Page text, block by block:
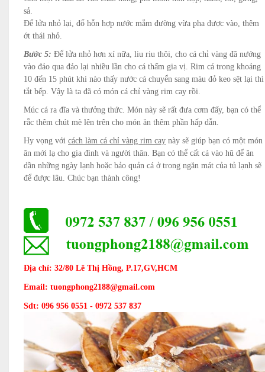
sả.
Để lửa nhỏ lại, đổ hỗn hợp nước mắm đường vừa pha được vào, thêm
ớt thái nhỏ.
Bước 5: Để lửa nhỏ hơn xí nữa, liu riu thôi, cho cá chỉ vàng đã nướng
vào đảo qua đảo lại nhiều lần cho cá thấm gia vị. Rim cá trong khoảng
10 đến 15 phút khi nào thấy nước cá chuyển sang màu đỏ keo sệt lại thì
tắt bếp. Vậy là ta đã có món cá chỉ vàng rim cay rồi.
Múc cá ra đĩa và thưởng thức. Món này sẽ rất đưa cơm đấy, bạn có thể
rắc thêm chút mè lên trên cho món ăn thêm phần hấp dẫn.
Hy vọng với cách làm cá chỉ vàng rim cay này sẽ giúp bạn có một món
ăn mới lạ cho gia đình và người thân. Bạn có thể cất cá vào hũ để ăn
dần những ngày lạnh hoặc bảo quản cá ở trong ngăn mát của tủ lạnh sẽ
để được lâu. Chúc bạn thành công!
Địa chỉ: 32/80 Lê Thị Hồng, P.17,GV,HCM
Email: tuongphong2188@gmail.com
Sdt: 096 956 0551 - 0972 537 837